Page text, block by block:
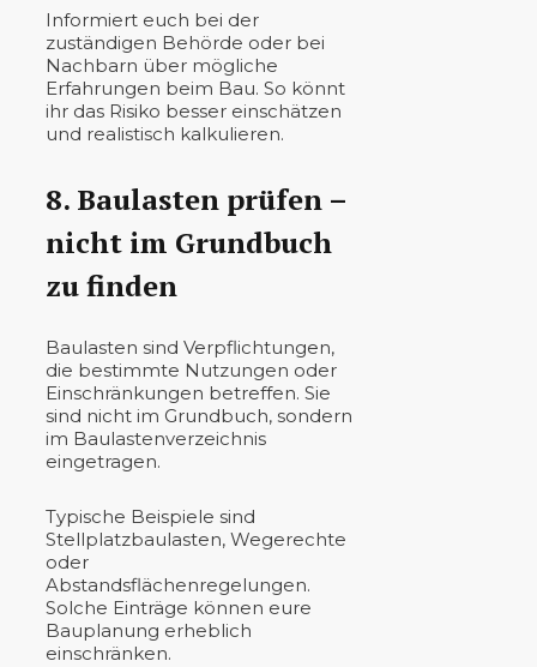
Informiert euch bei der
zuständigen Behörde oder bei
Nachbarn über mögliche
Erfahrungen beim Bau. So könnt
ihr das Risiko besser einschätzen
und realistisch kalkulieren.
8. Baulasten prüfen –
nicht im Grundbuch
zu finden
Baulasten sind Verpflichtungen,
die bestimmte Nutzungen oder
Einschränkungen betreffen. Sie
sind nicht im Grundbuch, sondern
im Baulastenverzeichnis
eingetragen.
Typische Beispiele sind
Stellplatzbaulasten, Wegerechte
oder
Abstandsflächenregelungen.
Solche Einträge können eure
Bauplanung erheblich
einschränken.